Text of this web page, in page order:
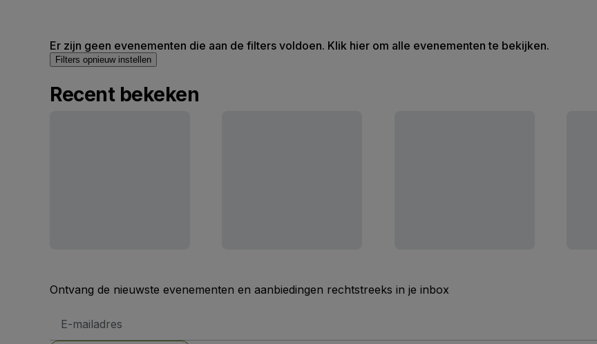
Er zijn geen evenementen die aan de filters voldoen. Klik hier om alle evenementen te bekijken.
Filters opnieuw instellen
Recent bekeken
Ontvang de nieuwste evenementen en aanbiedingen rechtstreeks in je inbox
mailadres